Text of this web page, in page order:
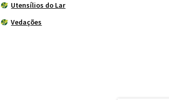
Utensílios do Lar
Vedações